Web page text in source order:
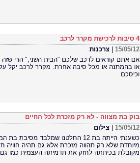
4 סיבות לרכישת מקרר לרכב
15/05/12
צרכנות
אם אתם קוראים לרכב שלכם "הבית השני," הרי
או בהמתנה או מכל סיבה אחרת. מקרר לרכב יקל
וכיסכם
בוק בת מצווה - לא רק מזכרת לכל החיים
15/05/12
צילום
כשענתי הייתה בת 12 החלטנו שמלבד
מיוחדת שלא רק תהווה מזכרת אלא גם תהיה חוויה
מקובלת בכיתתה לחזק את תדמיתה העצמית כמו